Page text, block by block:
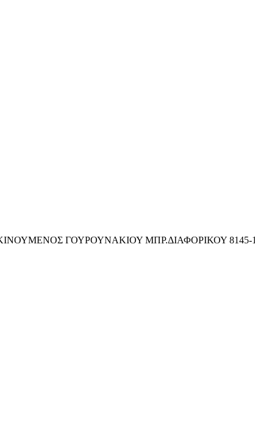
ΓΟΥΡΟΥΝΑΚΙΟΥ ΜΠΡ.ΔΙΑΦΟΡΙΚΟΥ 8145-